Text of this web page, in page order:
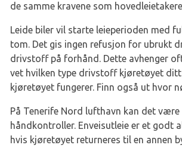
de samme kravene som
Leide biler vil starte leieperioden med
tom. Det gis ingen refusjon for ubrukt
drivstoff på forhånd. Dette avhenger
vet hvilken type drivstoff kjøretøyet
kjøretøyet fungerer. Finn også ut hvor
På Tenerife Nord lufthavn kan det
håndkontroller. Enveisutleie er et godt
hvis kjøretøyet returneres til en annen